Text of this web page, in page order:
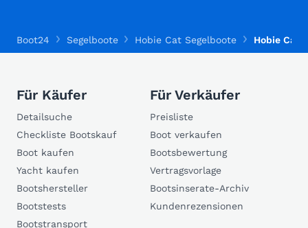
Boot24 Segelboote Hobie Cat Segelboote Hobie Cat
Für Käufer
Detailsuche
Checkliste Bootskauf
Boot kaufen
Yacht kaufen
Bootshersteller
Bootstests
Bootstransport
Für Verkäufer
Preisliste
Boot verkaufen
Bootsbewertung
Vertragsvorlage
Bootsinserate-Archiv
Kundenrezensionen